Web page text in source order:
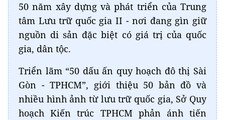
50 năm xây dựng và phát triển của Trung
tâm Lưu trữ quốc gia II - nơi đang gìn giữ
nguồn di sản đặc biệt có giá trị của quốc
gia, dân tộc.
Triển lãm “50 dấu ấn quy hoạch đô thị Sài
Gòn - TPHCM”, giới thiệu 50 bản đồ và
nhiều hình ảnh từ lưu trữ quốc gia, Sở Quy
hoạch Kiến trúc TPHCM phản ánh tiến